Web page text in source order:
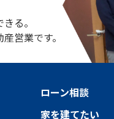
る。
営業です。
ローン相談
家を建てたい